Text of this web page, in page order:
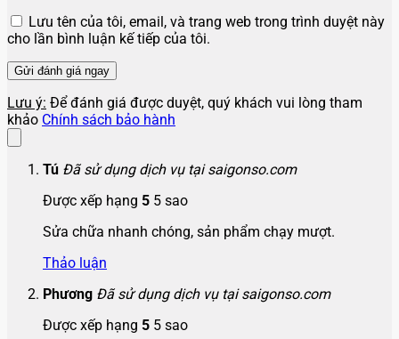
Lưu tên của tôi, email, và trang web trong trình duyệt này
cho lần bình luận kế tiếp của tôi.
Lưu ý: Để đánh giá được duyệt, quý khách vui lòng tham
khảo Chính sách bảo hành
Tú Đã sử dụng dịch vụ tại saigonso.com
Được xếp hạng 5 5 sao
Sửa chữa nhanh chóng, sản phẩm chạy mượt.
Thảo luận
Phương Đã sử dụng dịch vụ tại saigonso.com
Được xếp hạng 5 5 sao